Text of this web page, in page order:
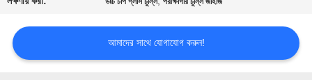
আমাদের সাথে যোগাযোগ করুন!